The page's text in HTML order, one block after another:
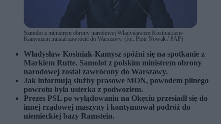
Samolot z ministrem obrony narodowej Władysławem Kosiniakiem-
Kamyszem musiał zawrócić do Warszawy. (fot. Piotr Nowak / PAP)
Władysław Kosiniak-Kamysz spóźni się na spotkanie z
Markiem Rutte. Samolot z polskim ministrem obrony
narodowej został zawrócony do Warszawy.
Jak informują służby prasowe MON, powodem pilnego
powrotu była usterka z podwoziem.
Prezes PSL po wylądowaniu na Okęciu przesiadł się do
innej rządowej maszyny i kontynuował podróż do
niemieckiej bazy Ramstein.